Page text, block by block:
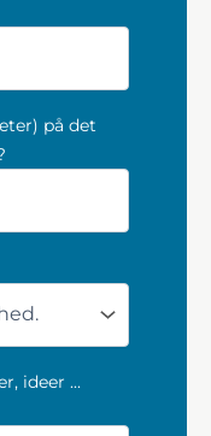
på det
ideer ...